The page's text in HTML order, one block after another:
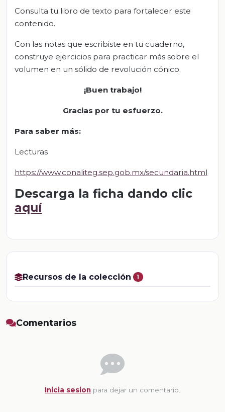
Consulta tu libro de texto para fortalecer este
contenido.
Con las notas que escribiste en tu cuaderno,
construye ejercicios para practicar más sobre el
volumen en un sólido de revolución cónico.
¡Buen trabajo!
Gracias por tu esfuerzo.
Para saber más:
Lecturas
https://www.conaliteg.sep.gob.mx/secundaria.html
Descarga la ficha dando clic
aquí
Recursos de la colección 1
Comentarios
Inicia sesion para dejar un comentario.